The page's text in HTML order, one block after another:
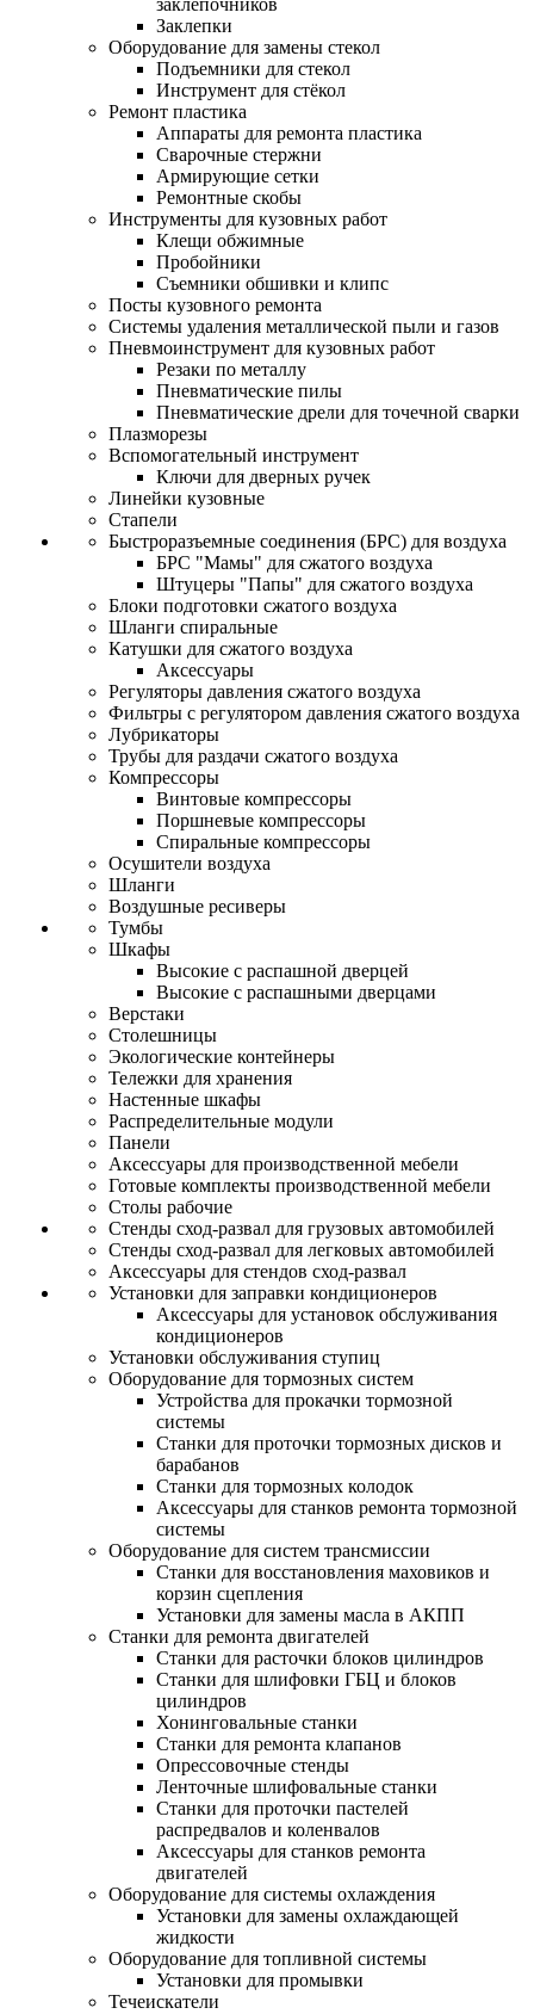
заклепочников
Заклепки
Оборудование для замены стекол
Подъемники для стекол
Инструмент для стёкол
Ремонт пластика
Аппараты для ремонта пластика
Сварочные стержни
Армирующие сетки
Ремонтные скобы
Инструменты для кузовных работ
Клещи обжимные
Пробойники
Съемники обшивки и клипс
Посты кузовного ремонта
Системы удаления металлической пыли и газов
Пневмоинструмент для кузовных работ
Резаки по металлу
Пневматические пилы
Пневматические дрели для точечной сварки
Плазморезы
Вспомогательный инструмент
Ключи для дверных ручек
Линейки кузовные
Стапели
Быстроразъемные соединения (БРС) для воздуха
БРС "Мамы" для сжатого воздуха
Штуцеры "Папы" для сжатого воздуха
Блоки подготовки сжатого воздуха
Шланги спиральные
Катушки для сжатого воздуха
Аксессуары
Регуляторы давления сжатого воздуха
Фильтры с регулятором давления сжатого воздуха
Лубрикаторы
Трубы для раздачи сжатого воздуха
Компрессоры
Винтовые компрессоры
Поршневые компрессоры
Спиральные компрессоры
Осушители воздуха
Шланги
Воздушные ресиверы
Тумбы
Шкафы
Высокие с распашной дверцей
Высокие с распашными дверцами
Верстаки
Столешницы
Экологические контейнеры
Тележки для хранения
Настенные шкафы
Распределительные модули
Панели
Аксессуары для производственной мебели
Готовые комплекты производственной мебели
Столы рабочие
Стенды сход-развал для грузовых автомобилей
Стенды сход-развал для легковых автомобилей
Аксессуары для стендов сход-развал
Установки для заправки кондиционеров
Аксессуары для установок обслуживания
кондиционеров
Установки обслуживания ступиц
Оборудование для тормозных систем
Устройства для прокачки тормозной
системы
Станки для проточки тормозных дисков и
барабанов
Станки для тормозных колодок
Аксессуары для станков ремонта тормозной
системы
Оборудование для систем трансмиссии
Станки для восстановления маховиков и
корзин сцепления
Установки для замены масла в АКПП
Станки для ремонта двигателей
Станки для расточки блоков цилиндров
Станки для шлифовки ГБЦ и блоков
цилиндров
Хонинговальные станки
Станки для ремонта клапанов
Опрессовочные стенды
Ленточные шлифовальные станки
Станки для проточки пастелей
распредвалов и коленвалов
Аксессуары для станков ремонта
двигателей
Оборудование для системы охлаждения
Установки для замены охлаждающей
жидкости
Оборудование для топливной системы
Установки для промывки
Течеискатели